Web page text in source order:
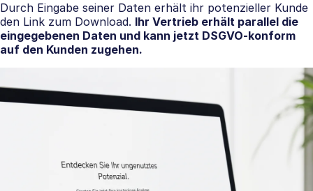
Durch Eingabe seiner Daten erhält ihr potenzieller Kunde
den Link zum Download. Ihr Vertrieb erhält parallel die
eingegebenen Daten und kann jetzt DSGVO-konform
auf den Kunden zugehen.